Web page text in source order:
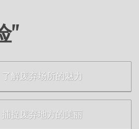
"
解废弃场所的魅力
捉废弃地方的美丽